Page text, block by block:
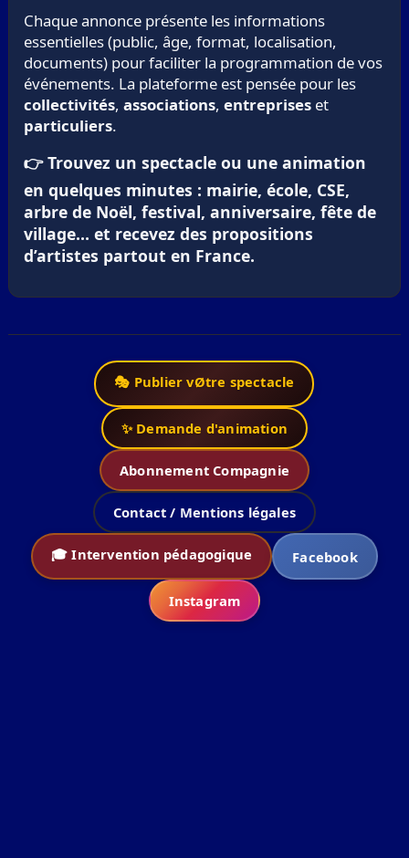
Chaque annonce présente les informations
essentielles (public, âge, format, localisation,
documents) pour faciliter la programmation de vos
événements. La plateforme est pensée pour les
collectivités, associations, entrepriseset
particuliers.
👉 Trouvez un spectacle ou une animation
en quelques minutes : mairie, école, CSE,
arbre de Noël, festival, anniversaire, fête de
village… et recevez des propositions
d’artistes partout en France.
🎭 Publier vØtre spectacle
✨ Demande d'animation
Abonnement Compagnie
Contact / Mentions légales
🎓 Intervention pédagogique Facebook
Instagram